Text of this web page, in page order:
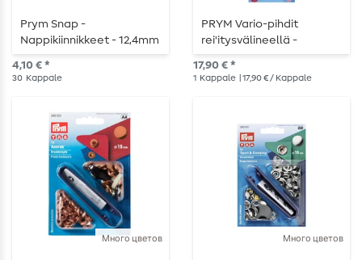
Prym Snap -
Nappikiinnikkeet - 12,4mm
- läpinäkyvä matta - 30
kpl
4,10 € *
30 Kappale
PRYM Vario-pihdit
rei'itysvälineellä -
marjainen
17,90 € *
1 Kappale | 17,90 € / Kappale
Много цветов Много цветов